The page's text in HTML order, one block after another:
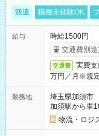
派遣 職種未経験OK
給与
時給1500円
交通費別途
交通費
実費
万円／月※規
勤務地
埼玉県加須市
加須駅から車
物流・ロジ